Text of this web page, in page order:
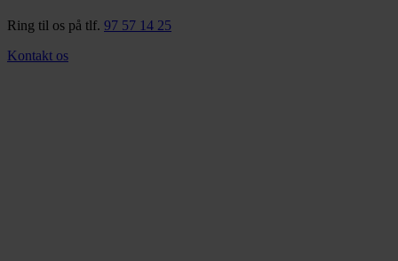
Ring til os på tlf. 97 57 14 25
Kontakt os